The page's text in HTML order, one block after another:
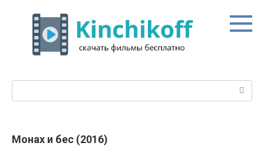
контенту
Монах и бес (2016)